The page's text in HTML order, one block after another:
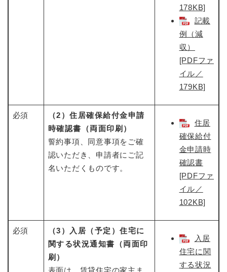
178KB]
記載
例（減
収）
[PDFファ
イル／
179KB]
必須
（2）住居確保給付金申請
時確認書（両面印刷）
誓約事項、同意事項をご確
認いただき、申請者にご記
名いただくものです。
住居
確保給付
金申請時
確認書
[PDFファ
イル／
102KB]
必須
（3）入居（予定）住宅に
関する状況通知書（両面印
刷）
表面は、賃貸住宅の家主ま
入居
住宅に関
する状況